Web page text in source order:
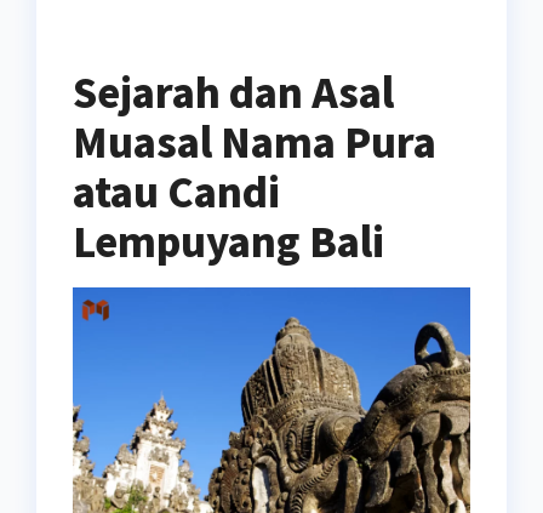
Sejarah dan Asal
Muasal Nama Pura
atau Candi
Lempuyang Bali